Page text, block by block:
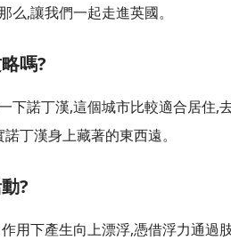
么,讓我們一起走進英國。
嗎?
下諾丁漢,這個城市比較適合居住
丁漢身上藏著的東西遠。
?
用下產生向上漂浮,憑借浮力通